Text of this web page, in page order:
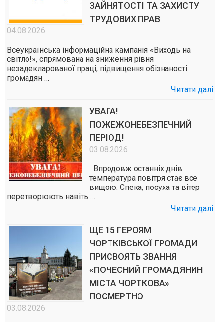
ЗАЙНЯТОСТІ ТА ЗАХИСТУ
ТРУДОВИХ ПРАВ
04.08.2026
Всеукраїнська інформаційна кампанія «Виходь на
світло!», спрямована на зниження рівня
незадекларованої праці, підвищення обізнаності
громадян …
Читати далі
УВАГА!
ПОЖЕЖОНЕБЕЗПЕЧНИЙ
ПЕРІОД!
03.08.2026
Впродовж останніх днів
температура повітря стає все
вищою. Спека, посуха та вітер
перетворюють навіть …
Читати далі
ЩЕ 15 ГЕРОЯМ
ЧОРТКІВСЬКОЇ ГРОМАДИ
ПРИСВОЯТЬ ЗВАННЯ
«ПОЧЕСНИЙ ГРОМАДЯНИН
МІСТА ЧОРТКОВА»
ПОСМЕРТНО
03.08.2026